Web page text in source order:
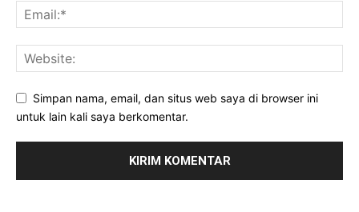
Simpan nama, email, dan situs web saya di browser ini
untuk lain kali saya berkomentar.